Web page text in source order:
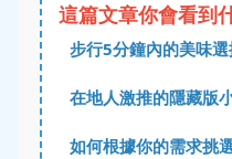
這篇文章你會看到
步行5分鐘內的美味
在地人激推的隱藏版
如何根據你的需求挑